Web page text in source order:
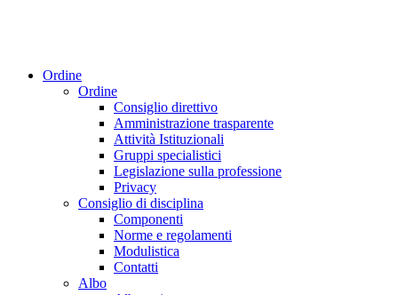
Ordine
Ordine
Consiglio direttivo
Amministrazione trasparente
Attività Istituzionali
Gruppi specialistici
Legislazione sulla professione
Privacy
Consiglio di disciplina
Componenti
Norme e regolamenti
Modulistica
Contatti
Albo